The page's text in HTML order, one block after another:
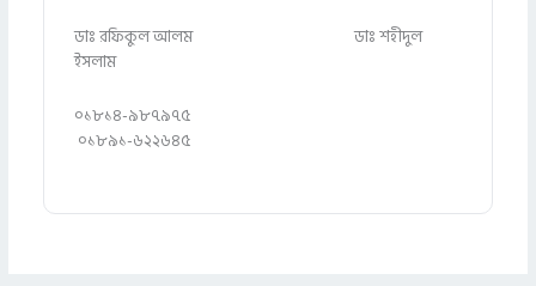
ডাঃ রফিকুল আলম ডাঃ শহীদুল
ইসলাম
০১৮১৪-৯৮৭৯৭৫
০১৮৯১-৬২২৬৪৫